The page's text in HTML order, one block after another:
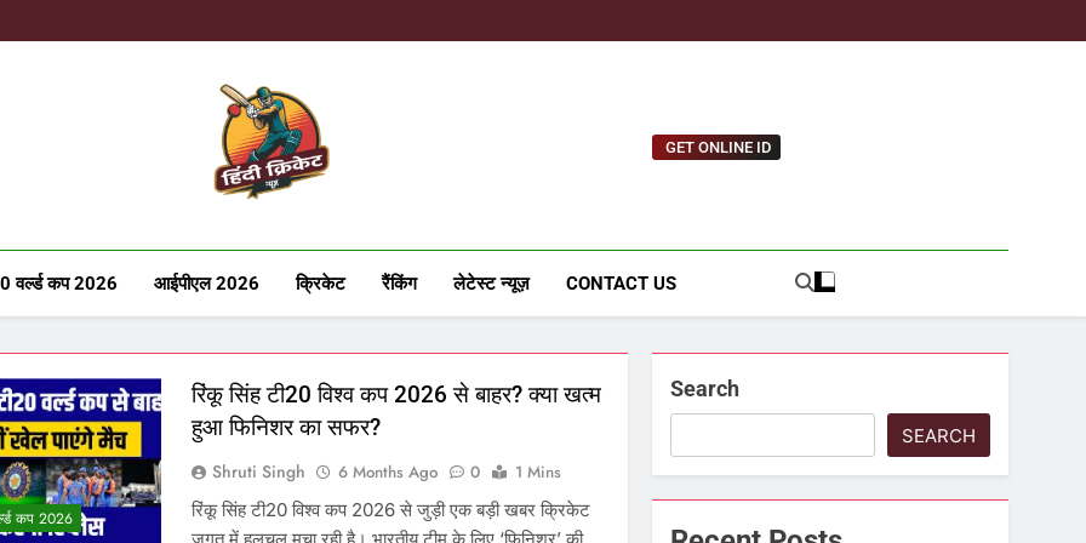
Hindicricketnews.com
GET ONLINE ID
वर्ल्ड कप 2026 आईपीएल 2026 क्रिकेट रैंकिंग लेटेस्ट न्यूज़ CONTACT US
कप 2026
रिंकू सिंह टी20 विश्व कप 2026 से बाहर? क्या खत्म
हुआ फिनिशर का सफर?
Shruti Singh 6 Months Ago 0
1 Mins
रिंकू सिंह टी20 विश्व कप 2026 से जुड़ी एक बड़ी खबर क्रिकेट
Search
SEARCH